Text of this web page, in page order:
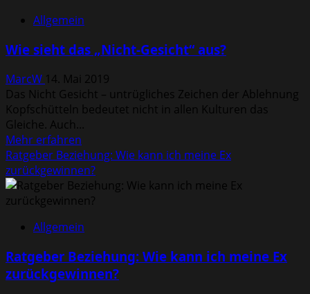
bekommt
Regenbogenhaare?
Allgemein
Wie sieht das „Nicht-Gesicht“ aus?
MarcW 14. Mai 2019
Das Nicht Gesicht – untrügliches Zeichen der Ablehnung
Kopfschütteln bedeutet nicht in allen Kulturen das
Gleiche. Auch...
Mehr erfahren
Informationen
über
Wie
sieht
„Nicht-
aus?
Ratgeber Beziehung: Wie kann ich meine Ex
zurückgewinnen?
Allgemein
Ratgeber Beziehung: Wie kann ich meine Ex
zurückgewinnen?